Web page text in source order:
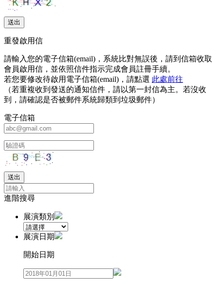
重發啟用信
請輸入您的電子信箱(email)，系統比對無誤後，請到信箱收取
會員啟用信，並依照信件指示完成會員註冊手續。
若您要修改待啟用電子信箱(email)，請點選 此處前往
（若重複收到發送的通知信件，請以第一封信為主。若沒收
到，請確認是否被郵件系統歸類到垃圾郵件）
電子信箱
進階搜尋
展演類別
展演日期
開始日期